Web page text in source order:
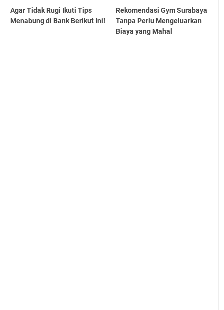
Agar Tidak Rugi Ikuti Tips
Menabung di Bank Berikut Ini!
Rekomendasi Gym Surabaya
Tanpa Perlu Mengeluarkan
Biaya yang Mahal